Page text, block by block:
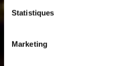
Statistiques
Marketing